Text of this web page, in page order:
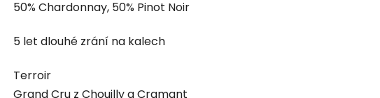
50% Chardonnay, 50% Pinot Noir
5 let dlouhé zrání na kalech
Terroir
Grand Cru z Chouilly a Cramant